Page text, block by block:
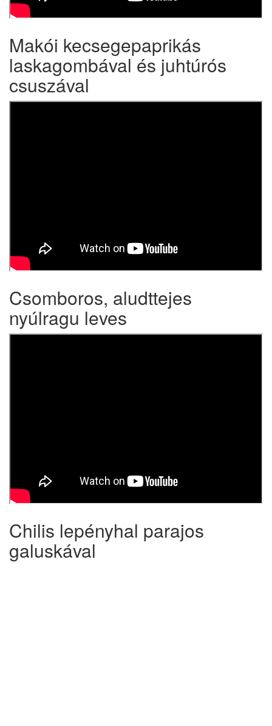
Makói kecsegepaprikás
laskagombával és juhtúrós
csuszával
Csomboros, aludttejes
nyúlragu leves
Chilis lepényhal parajos
galuskával